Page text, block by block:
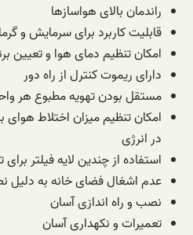
راندمان بالای هواسازها
قابلیت کاربرد برای سرمایش و
امکان تنظیم دمای هوا و تعیین
دارای ریموت کنترل از راه دور
مستقل بودن تهویه مطبوع هر
امکان تنظیم میزان اختلاط
در انرژی
استفاده از چندین لایه فیلتر
عدم اشغال فضای خانه به
نصب و راه اندازی آسان
تعمیرات و نکهداری آسان